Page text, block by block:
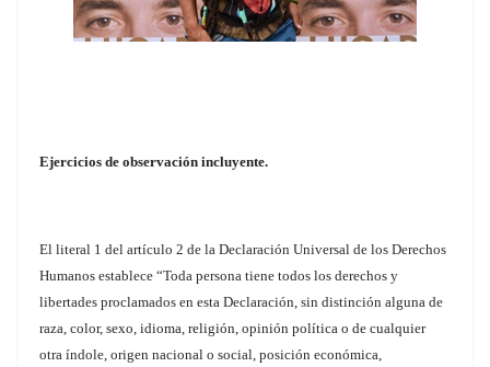
Ejercicios de observación incluyente.
El literal 1 del artículo 2 de la Declaración Universal de los Derechos
Humanos establece “Toda persona tiene todos los derechos y
libertades proclamados en esta Declaración, sin distinción alguna de
raza, color, sexo, idioma, religión, opinión política o de cualquier
otra índole, origen nacional o social, posición económica,